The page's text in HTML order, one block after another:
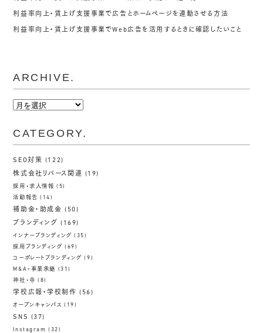
利益率向上・賃上げ支援事業で広告とホームページを連動させる方法
利益率向上・賃上げ支援事業でWeb広告を活用するときに確認したいこと
ARCHIVE.
ARCHIVE.
CATEGORY.
SEO対策 (122)
株式会社リバース関連 (19)
採用・求人情報 (5)
活動報告 (14)
補助金・助成金 (50)
ブランディング (169)
インナーブランディング (35)
採用ブランディング (69)
コーポレートブランディング (9)
M&A・事業承継 (31)
神社・寺 (8)
学校広報・学校制作 (56)
オープンキャンパス (19)
SNS (37)
Instagram (32)